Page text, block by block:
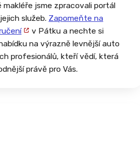
makléře jsme zpracovali portál
služeb. Zapomeňte na
v Pátku a nechte si
výrazně levnější auto
profesionálů, kteří vědí, která
právě pro Vás.